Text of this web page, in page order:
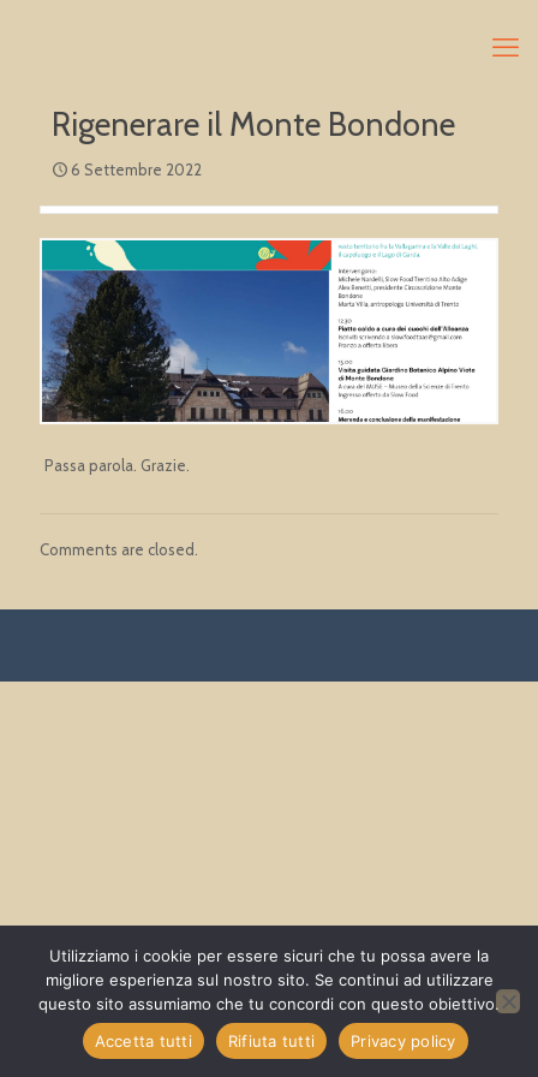
Rigenerare il Monte Bondone
6 Settembre 2022
Passa parola. Grazie.
Comments are closed.
Utilizziamo i cookie per essere sicuri che tu possa avere la
migliore esperienza sul nostro sito. Se continui ad utilizzare
questo sito assumiamo che tu concordi con questo obiettivo.
Accetta tutti
Rifiuta tutti Privacy policy